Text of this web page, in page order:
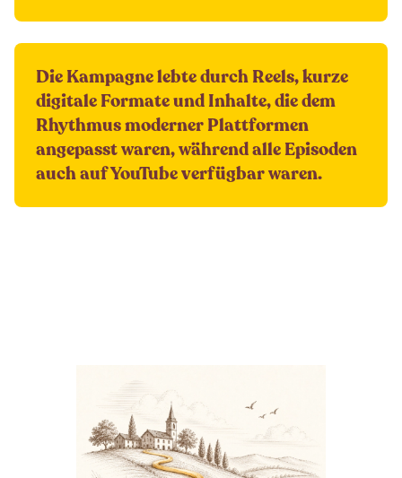
Die Kampagne lebte durch Reels, kurze
digitale Formate und Inhalte, die dem
Rhythmus moderner Plattformen
angepasst waren, während alle Episoden
auch auf YouTube verfügbar waren.